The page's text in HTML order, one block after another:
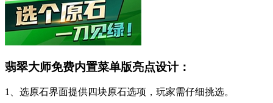
翡翠大师免费内置菜单版亮点设计：
1、选原石界面提供四块原石选项，玩家需仔细挑选。